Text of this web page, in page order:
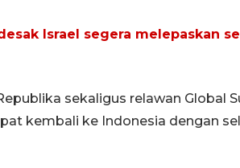
Israel segera melepaskan
sekaligus relawan Global
kembali ke Indonesia dengan
12 Juni